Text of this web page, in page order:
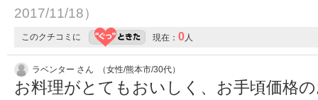
2017/11/18）
このクチコミに 現在： 0 人
ラベンター さん （女性/熊本市/30代）
お料理がとてもおいしく、お手頃価格